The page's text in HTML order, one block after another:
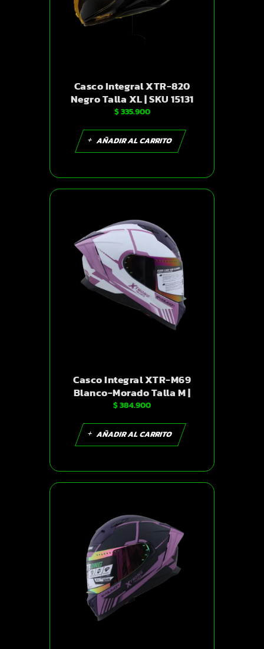
Casco Integral XTR-820
Negro Talla XL | SKU 15131
$335.900
AÑADIR AL CARRITO
Casco Integral XTR-M69
Blanco-Morado Talla M |
SKU 16900
$ 384.900
AÑADIR AL CARRITO